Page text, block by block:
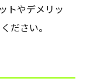
トやデメリッ
ださい。